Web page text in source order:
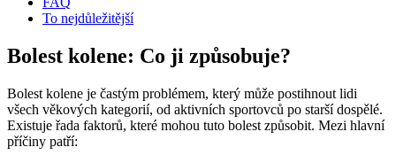
To nejdůležitější
Bolest kolene: Co ji způsobuje?
Bolest kolene je častým problémem, který může postihnout lidi
všech věkových kategorií, od aktivních sportovců po starší dospělé.
Existuje řada faktorů, které mohou tuto bolest způsobit. Mezi hlavní
příčiny patří: